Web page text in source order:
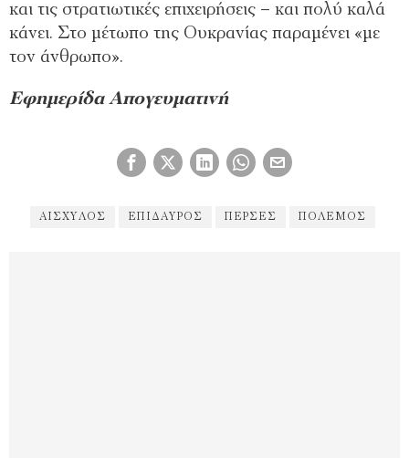
και τις στρατιωτικές επιχειρήσεις – και πολύ καλά
κάνει. Στο μέτωπο της Ουκρανίας παραμένει «με
τον άνθρωπο».
Εφημερίδα Απογευματινή
ΑΙΣΧΎΛΟΣ ΕΠΊΔΑΥΡΟΣ ΠΈΡΣΕΣ ΠΌΛΕΜΟΣ